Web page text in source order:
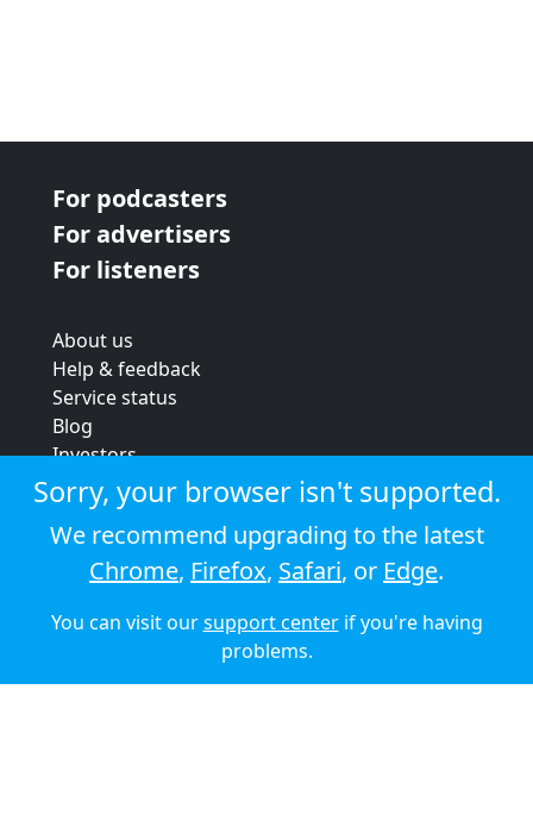
For podcasters
For advertisers
For listeners
About us
Help & feedback
Service status
Blog
Investors
Strategic review
Terms & conditions
Privacy policy
Cookie policy
© 2026 Audioboom
Sorry, your browser isn't supported.
We recommend upgrading to the latest
Chrome, Firefox, Safari, or Edge.
You can visit oursupport centerif you're having
problems.